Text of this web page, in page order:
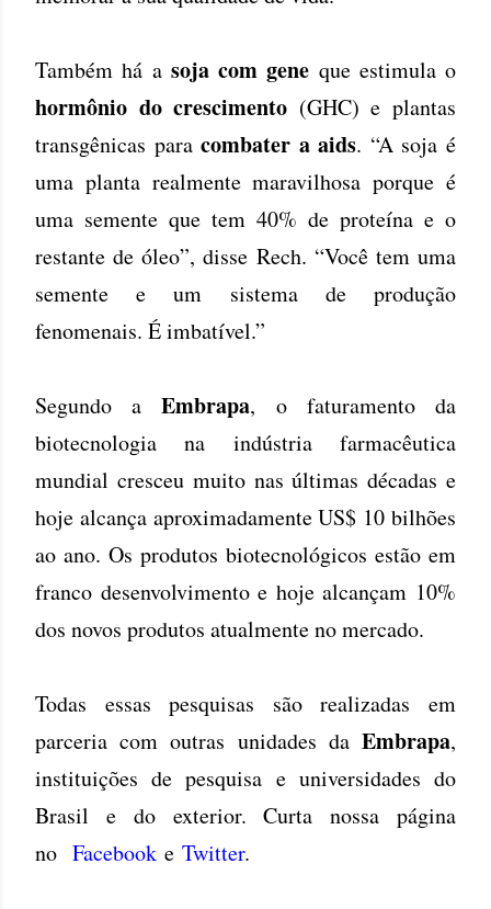
Também há a soja com gene que estimula o
hormônio do crescimento (GHC) e plantas
transgênicas paracombater a aids. “A soja é
uma planta realmente maravilhosa porque é
uma semente que tem 40% de proteína e o
restante de óleo”, disse Rech. “Você tem uma
semente e um sistema de produção
fenomenais. É imbatível.”
Segundo aEmbrapa, o faturamento da
biotecnologia na indústria farmacêutica
mundial cresceu muito nas últimas décadas e
hoje alcança aproximadamente US$ 10 bilhões
ao ano. Os produtos biotecnológicos estão em
franco desenvolvimento e hoje alcançam 10%
dos novos produtos atualmente no mercado.
Todas essas pesquisas são realizadas em
parceria com outras unidades da Embrapa,
instituições de pesquisa e universidades do
Brasil e do exterior. Curta nossa página
no Facebook e Twitter.